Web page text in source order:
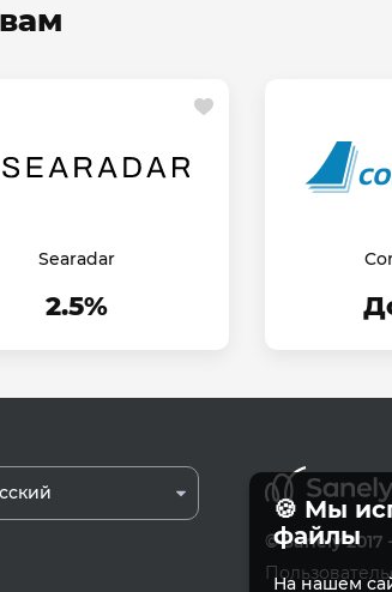
Searadar
2.5%
© Sanely 2017
🍪 Мы
файлы
На нашем